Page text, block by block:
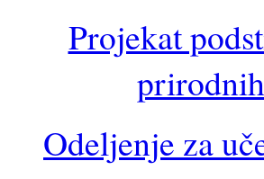
Projekat
Odeljenje za